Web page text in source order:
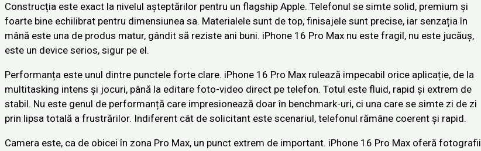
Construcția este exact la nivelul așteptărilor pentru un flagship Apple. Telefonul se simte solid, premium și
foarte bine echilibrat pentru dimensiunea sa. Materialele sunt de top, finisajele sunt precise, iar senzația în
mână este una de produs matur, gândit să reziste ani buni. iPhone 16 Pro Max nu este fragil, nu este jucăuș,
este un device serios, sigur pe el.
Performanța este unul dintre punctele forte clare. iPhone 16 Pro Max rulează impecabil orice aplicație, de la
multitasking intens și jocuri, până la editare foto-video direct pe telefon. Totul este fluid, rapid și extrem de
stabil. Nu este genul de performanță care impresionează doar în benchmark-uri, ci una care se simte zi de zi
prin lipsa totală a frustrărilor. Indiferent cât de solicitant este scenariul, telefonul rămâne coerent și rapid.
Camera este, ca de obicei în zona Pro Max, un punct extrem de important. iPhone 16 Pro Max oferă fotografii